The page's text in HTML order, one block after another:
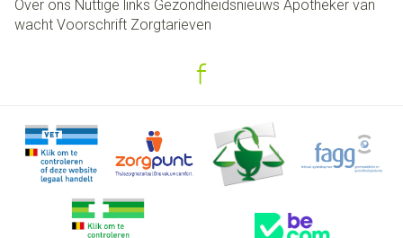
Over ons Nuttige links Gezondheidsnieuws Apotheker van
wacht Voorschrift Zorgtarieven